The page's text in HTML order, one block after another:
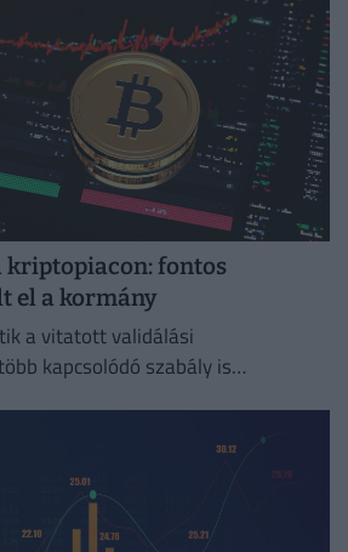
fontos
el a kormány
a vitatott validálási
kapcsolódó szabály is